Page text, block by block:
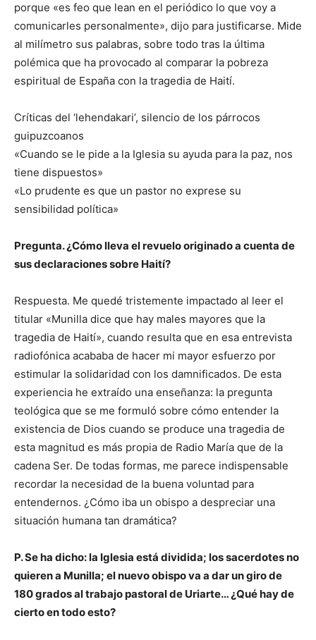
porque «es feo que lean en el periódico lo que voy a
comunicarles personalmente», dijo para justificarse. Mide
al milímetro sus palabras, sobre todo tras la última
polémica que ha provocado al comparar la pobreza
espiritual de España con la tragedia de Haití.
Críticas del ‘lehendakari’, silencio de los párrocos
guipuzcoanos
«Cuando se le pide a la Iglesia su ayuda para la paz, nos
tiene dispuestos»
«Lo prudente es que un pastor no exprese su
sensibilidad política»
Pregunta. ¿Cómo lleva el revuelo originado a cuenta de
sus declaraciones sobre Haití?
Respuesta. Me quedé tristemente impactado al leer el
titular «Munilla dice que hay males mayores que la
tragedia de Haití», cuando resulta que en esa entrevista
radiofónica acababa de hacer mi mayor esfuerzo por
estimular la solidaridad con los damnificados. De esta
experiencia he extraído una enseñanza: la pregunta
teológica que se me formuló sobre cómo entender la
existencia de Dios cuando se produce una tragedia de
esta magnitud es más propia de Radio María que de la
cadena Ser. De todas formas, me parece indispensable
recordar la necesidad de la buena voluntad para
entendernos. ¿Cómo iba un obispo a despreciar una
situación humana tan dramática?
P. Se ha dicho: la Iglesia está dividida; los sacerdotes no
quieren a Munilla; el nuevo obispo va a dar un giro de
180 grados al trabajo pastoral de Uriarte… ¿Qué hay de
cierto en todo esto?